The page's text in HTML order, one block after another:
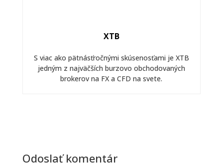
XTB
S viac ako pätnásťročnými skúsenosťami je XTB
jedným z najväčších burzovo obchodovaných
brokerov na FX a CFD na svete.
Odoslať komentár